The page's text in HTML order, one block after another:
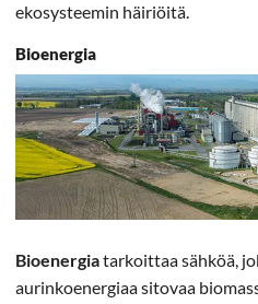
ekosysteemin häiriöitä.
Bioenergia
Bioenergiatarkoittaa sähköä,
aurinkoenergiaa sitovaa